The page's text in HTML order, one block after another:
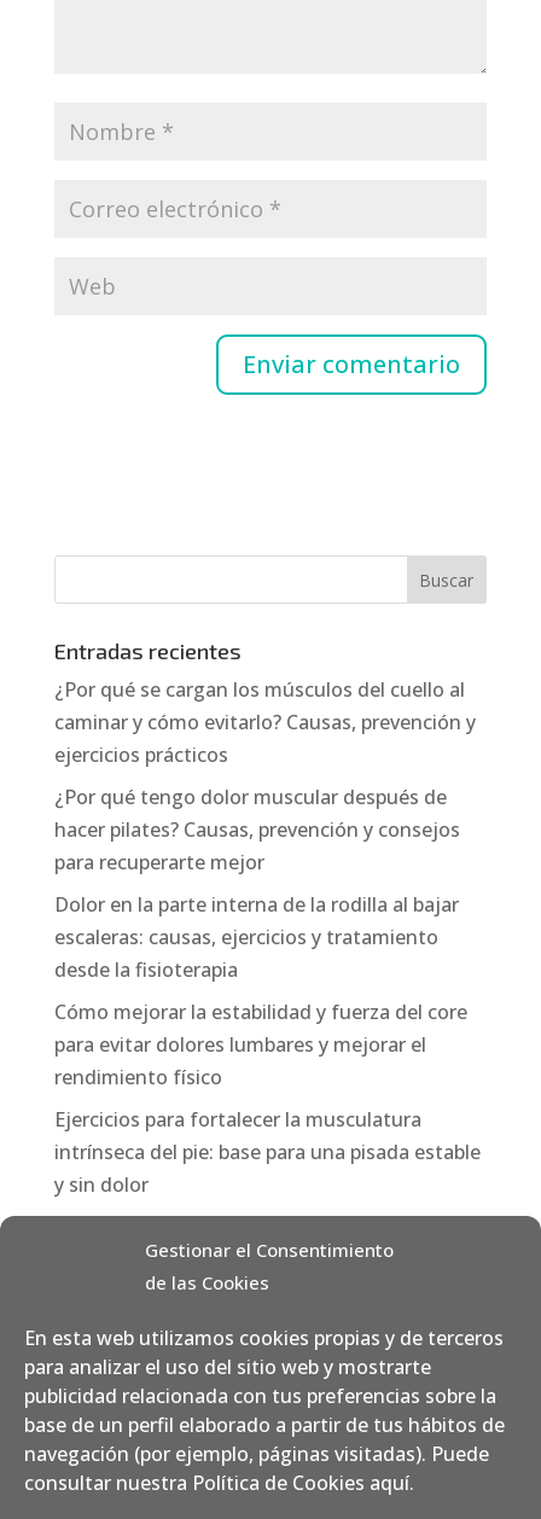
Gestionar el Consentimiento
de las Cookies
En esta web utilizamos cookies propias y de terceros
para analizar el uso del sitio web y mostrarte
publicidad relacionada con tus preferencias sobre la
base de un perfil elaborado a partir de tus hábitos de
navegación (por ejemplo, páginas visitadas). Puede
consultar nuestra Política de Cookies aquí.
Entradas recientes
¿Por qué se cargan los músculos del cuello al
caminar y cómo evitarlo? Causas, prevención y
ejercicios prácticos
¿Por qué tengo dolor muscular después de
hacer pilates? Causas, prevención y consejos
para recuperarte mejor
Dolor en la parte interna de la rodilla al bajar
escaleras: causas, ejercicios y tratamiento
desde la fisioterapia
Cómo mejorar la estabilidad y fuerza del core
para evitar dolores lumbares y mejorar el
rendimiento físico
Ejercicios para fortalecer la musculatura
intrínseca del pie: base para una pisada estable
y sin dolor
Categorías
Fisioterapia
Nutrición
Pilates / Yoga Aéreo
Podología